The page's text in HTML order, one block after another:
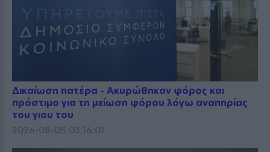
Δικαίωση πατέρα - Ακυρώθηκαν φόρος και
πρόστιμο για τη μείωση φόρου λόγω αναπηρίας
του γιου του
2026-08-05 03:16:01